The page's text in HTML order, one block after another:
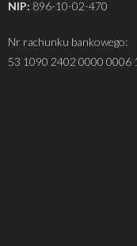
NIP: 896-10-02-470
Nr rachunku bankowego:
53 1090 2402 0000 0006